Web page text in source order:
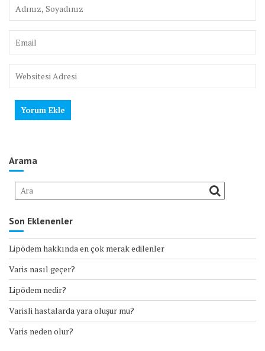
Arama
Son Eklenenler
Lipödem hakkında en çok merak edilenler
Varis nasıl geçer?
Lipödem nedir?
Varisli hastalarda yara oluşur mu?
Varis neden olur?